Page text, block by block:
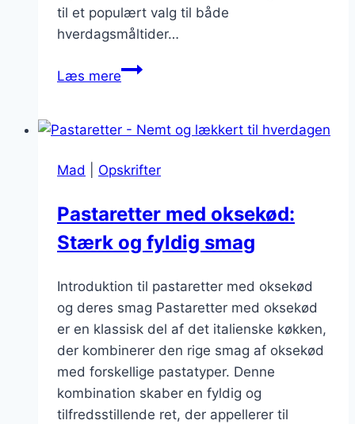
til et populært valg til både
hverdagsmåltider…
Læs merePastaretter
og
Mad
Opskrifter
Pastaretter med oksekød:
Stærk og fyldig smag
Introduktion til pastaretter med oksekød
og deres smag Pastaretter med oksekød
er en klassisk del af det italienske køkken,
der kombinerer den rige smag af oksekød
med forskellige pastatyper. Denne
kombination skaber en fyldig og
tilfredsstillende ret, der appellerer til